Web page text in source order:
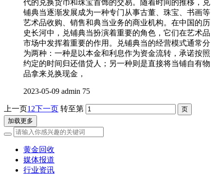
代的兑换货币和珠宝首饰的交易。随着时间的推移，兑
铺典当逐渐发展成为一种专门从事古董、珠宝、书画等
艺术品收购、销售和典当业务的商业机构。在中国的历
史长河中，兑铺典当扮演着重要的角色，它们在艺术品
市场中发挥着重要的作用。兑铺典当的经营模式通常分
为两种：一种是以本金和利息作为资金流转，承诺按照
约定的时间归还借贷人；另一种则是直接将当铺自有物
品拿来兑换现金，
2023-05-09 admin 75
上一页1 2下一页 转至第
加载更多
黄金回收
媒体报道
行业资讯